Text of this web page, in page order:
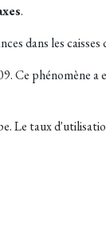
.
dans les
Ce phénomène
Le taux